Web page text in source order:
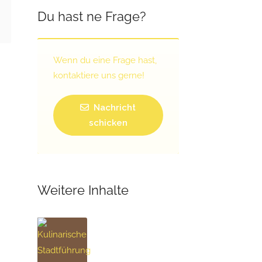
Du hast ne Frage?
Wenn du eine Frage hast,
kontaktiere uns gerne!
Nachricht
schicken
Weitere Inhalte